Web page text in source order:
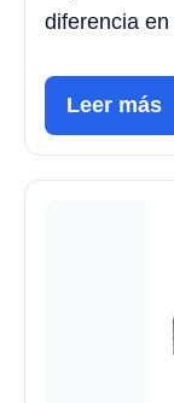
diferencia
Leer más